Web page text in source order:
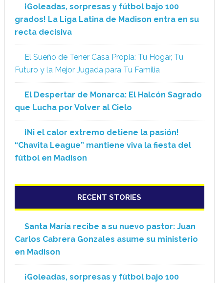
¡Goleadas, sorpresas y fútbol bajo 100
grados! La Liga Latina de Madison entra en su
recta decisiva
El Sueño de Tener Casa Propia: Tu Hogar, Tu
Futuro y la Mejor Jugada para Tu Familia
El Despertar de Monarca: El Halcón Sagrado
que Lucha por Volver al Cielo
¡Ni el calor extremo detiene la pasión!
“Chavita League” mantiene viva la fiesta del
fútbol en Madison
RECENT STORIES
Santa María recibe a su nuevo pastor: Juan
Carlos Cabrera Gonzales asume su ministerio
en Madison
¡Goleadas, sorpresas y fútbol bajo 100